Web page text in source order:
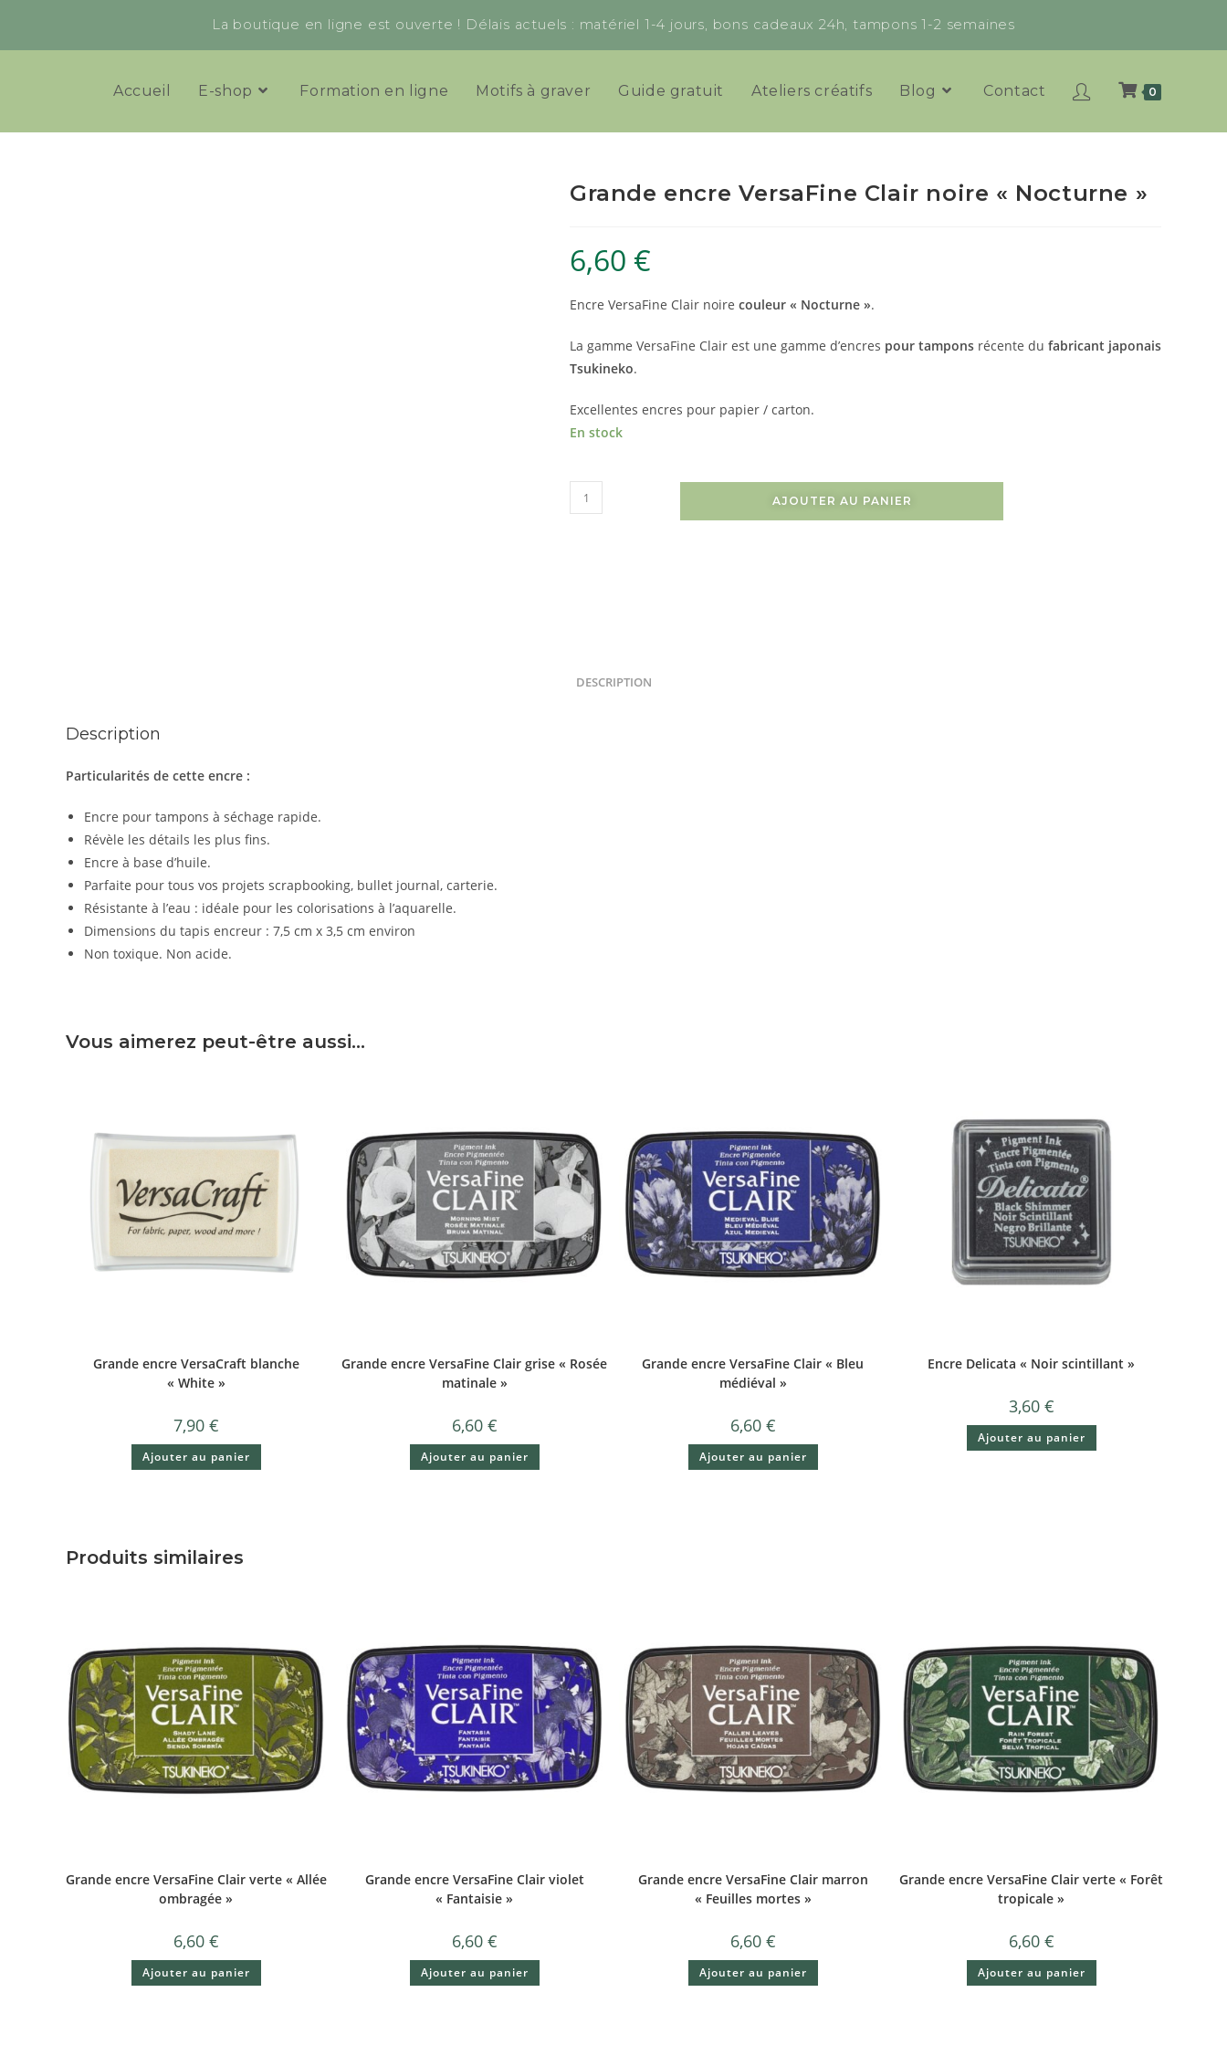
La boutique en ligne est ouverte ! Délais actuels : matériel 1-4 jours, bons cadeaux 24h, tampons 1-2 semaines
Accueil E-shop Formation en ligne Motifs à graver Guide gratuit Ateliers créatifs Blog Contact 0
Grande encre VersaFine Clair noire « Nocturne »
6,60 €
Encre VersaFine Clair noire couleur « Nocturne ».
La gamme VersaFine Clair est une gamme d’encres pour tampons récente du fabricant japonais
Tsukineko.
Excellentes encres pour papier / carton.
En stock
AJOUTER AU PANIER
DESCRIPTION
Description
Particularités de cette encre :
Encre pour tampons à séchage rapide.
Révèle les détails les plus fins.
Encre à base d’huile.
Parfaite pour tous vos projets scrapbooking, bullet journal, carterie.
Résistante à l’eau : idéale pour les colorisations à l’aquarelle.
Dimensions du tapis encreur : 7,5 cm x 3,5 cm environ
Non toxique. Non acide.
Vous aimerez peut-être aussi…
Grande encre VersaCraft blanche
« White »
7,90 €
Ajouter au panier
Grande encre VersaFine Clair grise « Rosée
matinale »
6,60 €
Ajouter au panier
Grande encre VersaFine Clair « Bleu
médiéval »
6,60 €
Ajouter au panier
Encre Delicata « Noir scintillant »
3,60 €
Ajouter au panier
Produits similaires
Grande encre VersaFine Clair verte « Allée
ombragée »
6,60 €
Ajouter au panier
Grande encre VersaFine Clair violet
« Fantaisie »
6,60 €
Ajouter au panier
Grande encre VersaFine Clair marron
« Feuilles mortes »
6,60 €
Ajouter au panier
Grande encre VersaFine Clair verte « Forêt
tropicale »
6,60 €
Ajouter au panier